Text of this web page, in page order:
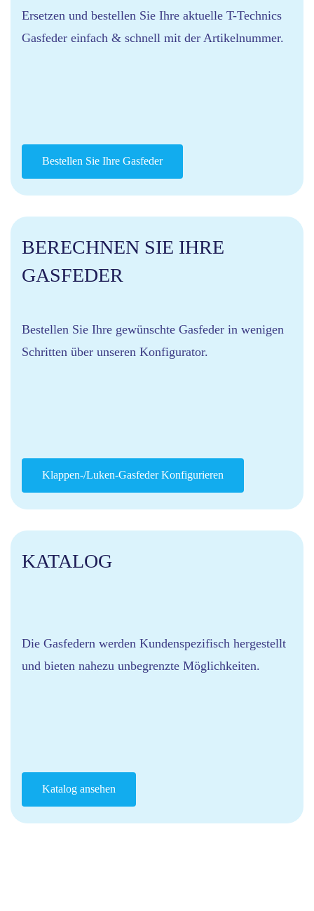
Ersetzen und bestellen Sie Ihre aktuelle T-Technics
Gasfeder einfach & schnell mit der Artikelnummer.
Bestellen Sie Ihre Gasfeder
BERECHNEN SIE IHRE
GASFEDER
Bestellen Sie Ihre gewünschte Gasfeder in wenigen
Schritten über unseren Konfigurator.
Klappen-/Luken-Gasfeder Konfigurieren
KATALOG
Die Gasfedern werden Kundenspezifisch hergestellt
und bieten nahezu unbegrenzte Möglichkeiten.
Katalog ansehen